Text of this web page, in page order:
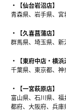
【仙台岩沼店】
青森県、岩手県、
【久喜菖蒲店】
群馬県、埼玉県、
【東府中店・横浜
千葉県、東京都、
【一宮萩原店】
富山県、石川県、
都府、大阪府、兵